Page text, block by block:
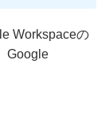
Workspaceの
Google